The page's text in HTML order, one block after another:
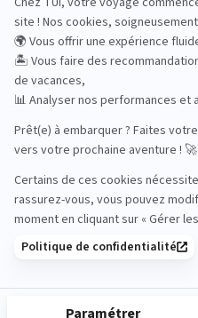
Road Trips
Safari
Sénior